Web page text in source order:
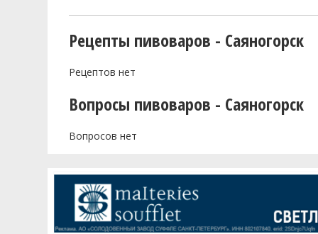
Рецепты пивоваров - Саяногорск
Рецептов нет
Вопросы пивоваров - Саяногорск
Вопросов нет